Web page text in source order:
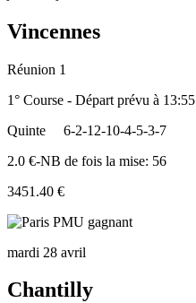
Vincennes
Réunion 1
1° Course - Départ prévu à 13:55
Quinte
6-2-12-10-4-5-3-7
2.0 €-NB de fois la mise: 56
3451.40 €
mardi 28 avril
Chantilly